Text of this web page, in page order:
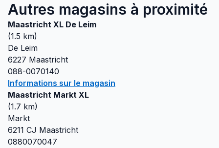
Autres magasins à proximité
Maastricht XL De Leim
(1.5 km)
De Leim
6227 Maastricht
088-0070140
Informations sur le magasin
Maastricht Markt XL
(1.7 km)
Markt
6211 CJ Maastricht
0880070047